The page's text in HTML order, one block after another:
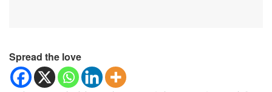
Spread the love